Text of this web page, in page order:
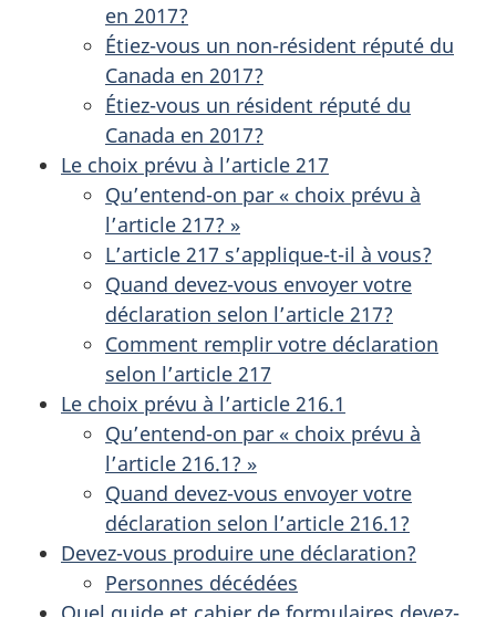
en 2017?
Étiez-vous un non-résident réputé du
Canada en 2017?
Étiez-vous un résident réputé du
Canada en 2017?
Le choix prévu à l’article 217
Qu’entend-on par « choix prévu à
l’article 217? »
L’article 217 s’applique-t-il à vous?
Quand devez-vous envoyer votre
déclaration selon l’article 217?
Comment remplir votre déclaration
selon l’article 217
Le choix prévu à l’article 216.1
Qu’entend-on par « choix prévu à
l’article 216.1? »
Quand devez-vous envoyer votre
déclaration selon l’article 216.1?
Devez-vous produire une déclaration?
Personnes décédées